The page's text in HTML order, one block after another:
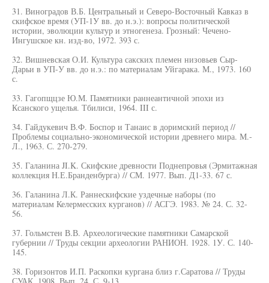
31. Виноградов В.Б. Центральный и Северо-Восточный Кавказ в
скифское время (УП-1У вв. до н.э.): вопросы политической
истории, эволюции культур и этногенеза. Грозный: Чечено-
Ингушское кн. изд-во, 1972. 393 с.
32. Вишневская О.И. Культура сакских племен низовьев Сыр-
Дарьи в УП-У вв. до н.э.: по материалам Уйгарака. М., 1973. 160
с.
33. Гагопщцзе Ю.М. Памятники раннеантичной эпохи из
Ксанского ущелья. Тбилиси, 1964. III с.
34. Гайдукевич В.Ф. Боспор и Танаис в доримский период //
Проблемы социально-экономической истории древнего мира. М.-
Л., 1963. С. 270-279.
35. Галанина JI.K. Скифские древности Поднепровья (Эрмитажная
коллекция Н.Е.Бранденбурга) // СМ. 1977. Вып. Д1-33. 67 с.
36. Галанина Л.К. Раннескифские уздечные наборы (по
материалам Келермесских курганов) // АСГЭ. 1983. № 24. С. 32-
56.
37. Гольмстен В.В. Археологические памятники Самарской
губернии // Труды секции археологии РАНИОН. 1928. 1У. С. 140-
145.
38. Горизонтов И.П. Раскопки кургана близ г.Саратова // Труды